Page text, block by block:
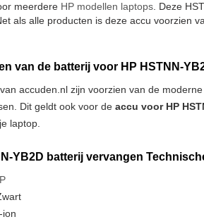
meerdere HP modellen laptops. Deze
als alle producten is deze accu voorzien
van de batterij voor HP HSTNN-
accuden.nl zijn voorzien van de
Dit geldt ook voor de accu voor HP
laptop.
YB2D batterij vervangen
ion